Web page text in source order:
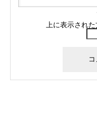
上に表示された